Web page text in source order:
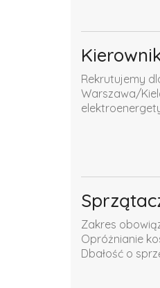
Rekrutujemy
Warszawa/
Zakres
Opróżnianie
Dbałość o